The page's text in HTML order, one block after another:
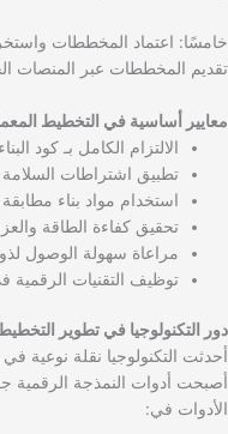
خامسًا: اعتماد المخططات
تقديم المخططات عبر المنصات
معايير أساسية في التخطيط
الالتزام الكامل بـ كود
تطبيق اشتراطات
استخدام مواد بناء
تحقيق كفاءة الطاقة
مراعاة سهولة الوصول
توظيف التقنيات الرقمية
دور التكنولوجيا في تطوير
أحدثت التكنولوجيا نقلة نوعية
أصبحت أدوات النمذجة الرقمية
الأدوات في: